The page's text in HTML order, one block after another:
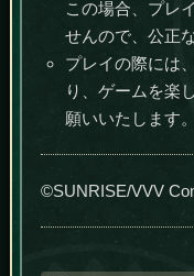
この場合、プレ
せんので、公正
プレイの際には
り、ゲームを楽
願いいたします。
©SUNRISE/VVV